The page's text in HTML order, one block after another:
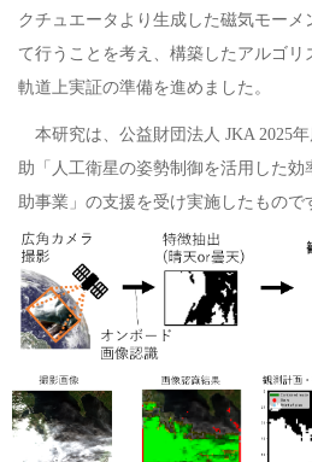
クチュエータより生成した磁気モー
て行うことを考え、構築したアルゴリ
軌道上実証の準備を進めました。
本研究は、公益財団法人 JKA 2025
助「人工衛星の姿勢制御を活用した
助事業」の支援を受け実施したもので